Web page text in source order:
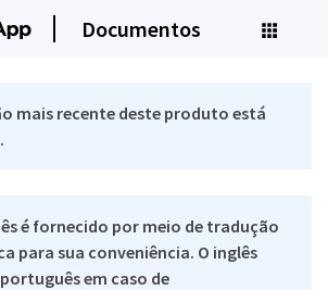
Documentos
mais recente deste produto está
é fornecido por meio de tradução
para sua conveniência. O inglês
em caso de